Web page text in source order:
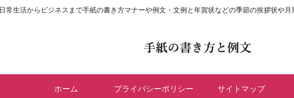
日常生活からビジネスまで手紙の書き方マナーや例文・文例と年賀状などの季節の挨拶状や月
ホーム プライバシーポリシー サイトマップ